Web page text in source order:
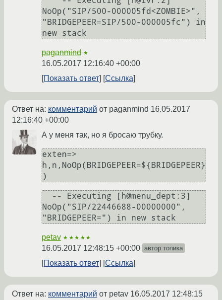
NoOp("SIP/500-000005fd<ZOMBIE>",
"BRIDGEPEER=SIP/500-000005fc") in
new stack
paganmind ★
16.05.2017 12:16:40 +00:00
Показать ответ
Ссылка
Ответ на: комментарий от paganmind 16.05.2017
12:16:40 +00:00
А у меня так, но я бросаю трубку.
exten=>
h,n,NoOp(BRIDGEPEER=${BRIDGEPEER}
NoOp("SIP/22446688-00000000",
petav ★★★★★
16.05.2017 12:48:15 +00:00 автор топика
Показать ответ Ссылка
Ответ на: комментарий от petav 16.05.2017 12:48:15